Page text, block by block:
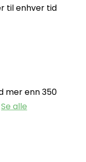
til enhver tid
mer enn 350
Se alle